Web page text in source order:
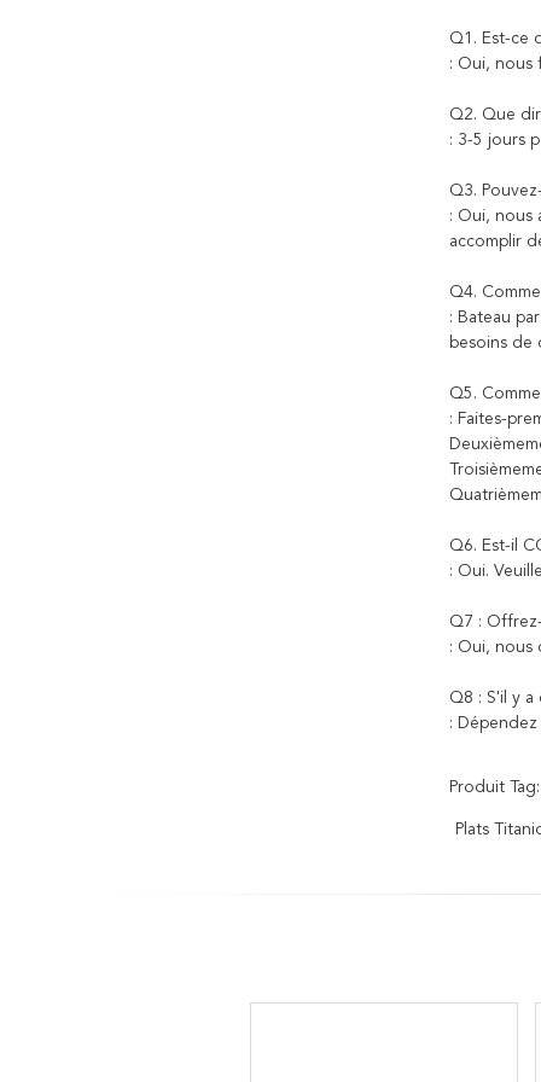
Q1. Est-ce
: Oui, nous
Q2. Que
: 3-5 jours
Q3.
: Oui, nous
accomplir
Q4.
: Bateau
besoins de
Q5.
: Faites-
Q6. Est-il
: Oui.
Q7 :
: Oui, nous
Q8 : S'il y
:
Produit Tag:
Plats